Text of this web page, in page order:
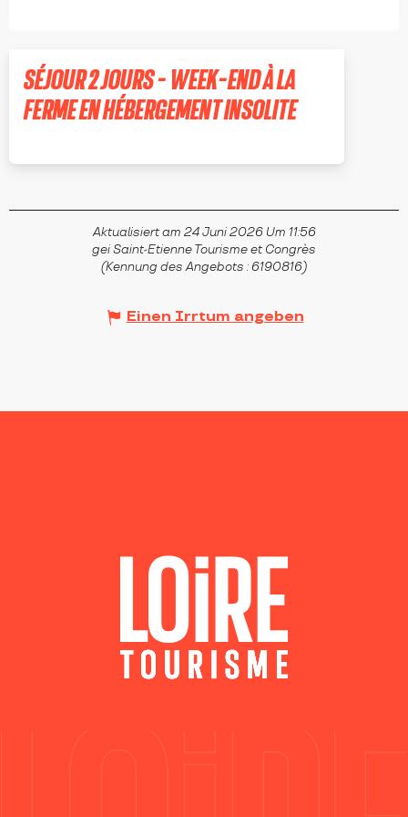
SÉJOUR 2 JOURS - WEEK-END À LA
FERME EN HÉBERGEMENT INSOLITE
Aktualisiert am 24 Juni 2026 Um 11:56
gei Saint-Etienne Tourisme et Congrès
(Kennung des Angebots : 6190816)
Einen Irrtum angeben